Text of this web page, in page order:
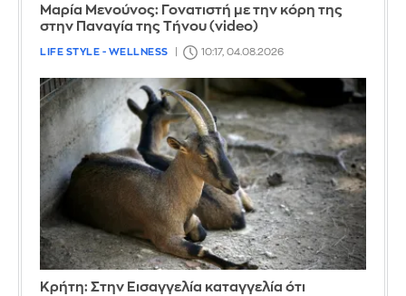
Μαρία Μενούνος: Γονατιστή με την κόρη της
στην Παναγία της Τήνου (video)
LIFE STYLE - WELLNESS 10:17, 04.08.2026
Κρήτη: Στην Εισαγγελία καταγγελία ότι